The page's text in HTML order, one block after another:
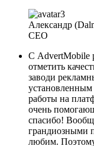
Александр
CEO
С AdvertMobile
отметить
заводи
работы на
очень
спасибо!
грандиозными
любим.